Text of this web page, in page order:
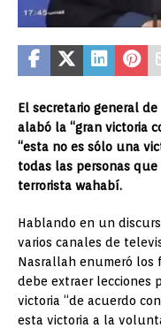
El secretario general
alabó la “gran victoria
“esta no es sólo una
todas las personas
terrorista wahabí.
Hablando en un
varios canales de
Nasrallah enumeró los
debe extraer lecciones
victoria “de acuerdo
esta victoria a la